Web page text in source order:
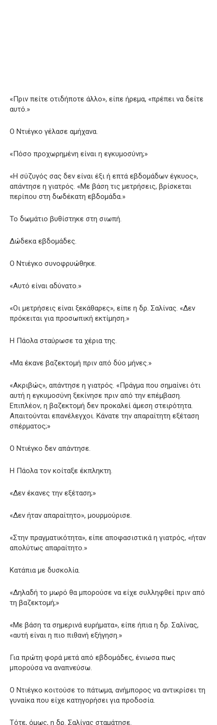
«Πριν πείτε οτιδήποτε άλλο», είπε ήρεμα, «πρέπει να δείτε
αυτό.»
Ο Ντιέγκο γέλασε αμήχανα.
«Πόσο προχωρημένη είναι η εγκυμοσύνη;»
«Η σύζυγός σας δεν είναι έξι ή επτά εβδομάδων έγκυος»,
απάντησε η γιατρός. «Με βάση τις μετρήσεις, βρίσκεται
περίπου στη δωδέκατη εβδομάδα.»
Το δωμάτιο βυθίστηκε στη σιωπή.
Δώδεκα εβδομάδες.
Ο Ντιέγκο συνοφρυώθηκε.
«Αυτό είναι αδύνατο.»
«Οι μετρήσεις είναι ξεκάθαρες», είπε η δρ. Σαλίνας. «Δεν
πρόκειται για προσωπική εκτίμηση.»
Η Πάολα σταύρωσε τα χέρια της.
«Μα έκανε βαζεκτομή πριν από δύο μήνες.»
«Ακριβώς», απάντησε η γιατρός. «Πράγμα που σημαίνει ότι
αυτή η εγκυμοσύνη ξεκίνησε πριν από την επέμβαση.
Επιπλέον, η βαζεκτομή δεν προκαλεί άμεση στειρότητα.
Απαιτούνται επανέλεγχοι. Κάνατε την απαραίτητη εξέταση
σπέρματος;»
Ο Ντιέγκο δεν απάντησε.
Η Πάολα τον κοίταξε έκπληκτη.
«Δεν έκανες την εξέταση;»
«Δεν ήταν απαραίτητο», μουρμούρισε.
«Στην πραγματικότητα», είπε αποφασιστικά η γιατρός, «ήταν
απολύτως απαραίτητο.»
Κατάπια με δυσκολία.
«Δηλαδή το μωρό θα μπορούσε να είχε συλληφθεί πριν από
τη βαζεκτομή;»
«Με βάση τα σημερινά ευρήματα», είπε ήπια η δρ. Σαλίνας,
«αυτή είναι η πιο πιθανή εξήγηση.»
Για πρώτη φορά μετά από εβδομάδες, ένιωσα πως
μπορούσα να αναπνεύσω.
Ο Ντιέγκο κοιτούσε το πάτωμα, ανήμπορος να αντικρίσει τη
γυναίκα που είχε κατηγορήσει για προδοσία.
Τότε, όμως, η δρ. Σαλίνας σταμάτησε.